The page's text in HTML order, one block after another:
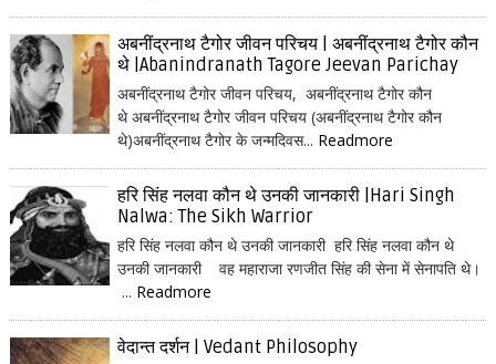
अबनींद्रनाथ टैगोर जीवन परिचय | अबनींद्रनाथ टैगोर कौन
थे |Abanindranath Tagore Jeevan Parichay
अबनींद्रनाथ टैगोर जीवन परिचय, अबनींद्रनाथ टैगोर कौन
थे अबनींद्रनाथ टैगोर जीवन परिचय (अबनींद्रनाथ टैगोर कौन
थे)अबनींद्रनाथ टैगोर के जन्मदिवस... Readmore
हरि सिंह नलवा कौन थे उनकी जानकारी |Hari Singh
Nalwa: The Sikh Warrior
हरि सिंह नलवा कौन थे उनकी जानकारी हरि सिंह नलवा कौन थे
उनकी जानकारी वह महाराजा रणजीत सिंह की सेना में सेनापति थे।
... Readmore
वेदान्त दर्शन | Vedant Philosophy